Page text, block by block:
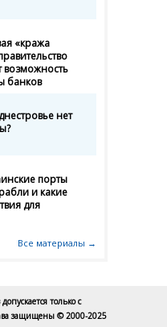
«кража
возможность
банков
нет
порты
и какие
для
Все материалы →
только с
защищены © 2000-2025